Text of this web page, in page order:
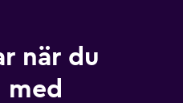
när du
med